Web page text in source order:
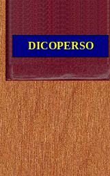
DICOPERSO